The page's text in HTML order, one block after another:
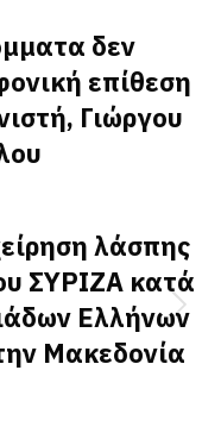
δεν
επίθεση
Γιώργου
λάσπης
ΣΥΡΙΖΑ κατά
Ελλήνων
Μακεδονία